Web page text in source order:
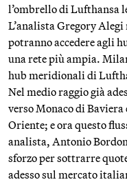
l’ombrello di Lufthansa
L’analista Gregory
potranno accedere agli
una rete più ampia.
hub meridionali di
Nel medio raggio già
verso Monaco di
Oriente; e ora questo
analista, Antonio
sforzo per sottrarre
adesso sul mercato